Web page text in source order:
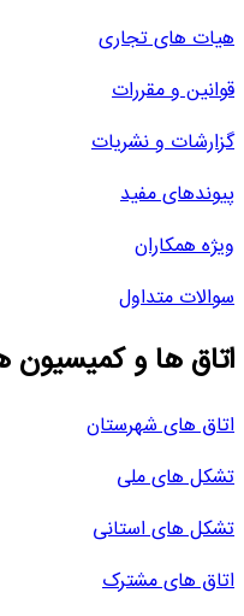
هیات های تجاری
قوانین و مقررات
گزارشات و نشریات
پیوندهای مفید
ویژه همکاران
سوالات متداول
اتاق ها و کمیسیون
اتاق های شهرستان
تشکل های ملی
تشکل های استانی
اتاق های مشترک